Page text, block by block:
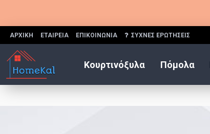
ΑΡΧΙΚΗ ΕΤΑΙΡΕΙΑ ΕΠΙΚΟΙΝΩΝΙΑ ΣΥΧΝΕΣ ΕΡΩΤΗΣΕΙΣ
Κουρτινόξυλα Πόμολα